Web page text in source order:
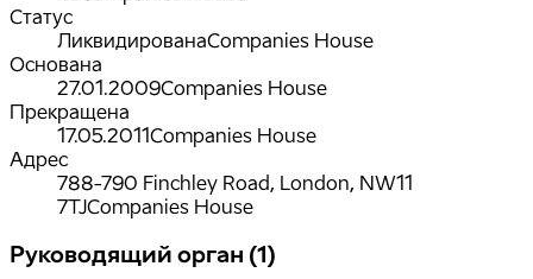
Статус
ЛиквидированаCompanies House
Основана
27.01.2009Companies House
Прекращена
17.05.2011Companies House
Адрес
788-790 Finchley Road, London, NW11
7TJCompanies House
Руководящий орган (1)